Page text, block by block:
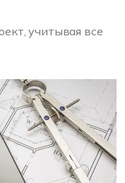
учитывая все